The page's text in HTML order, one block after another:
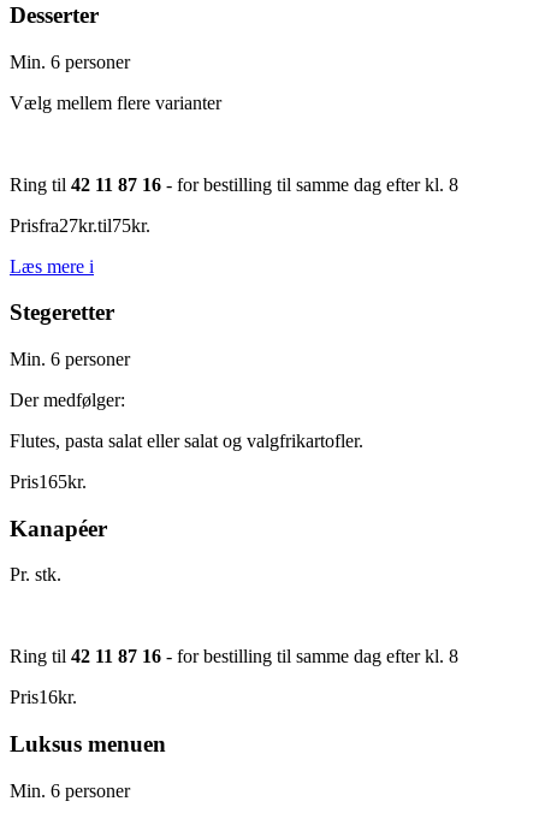
Desserter
Min. 6 personer
Vælg mellem flere varianter
Ring til 42 11 87 16 - for bestilling til samme dag efter kl. 8
Prisfra27kr.til75kr.
Læs mere i
Stegeretter
Min. 6 personer
Der medfølger:
Flutes, pasta salat eller salat og valgfrikartofler.
Pris165kr.
Kanapéer
Pr. stk.
Ring til 42 11 87 16 - for bestilling til samme dag efter kl. 8
Pris16kr.
Luksus menuen
Min. 6 personer